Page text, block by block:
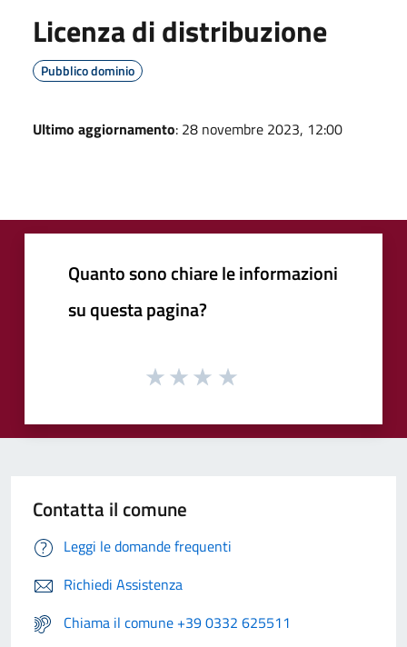
Licenza di distribuzione
Pubblico dominio
Ultimo aggiornamento: 28 novembre 2023, 12:00
Quanto sono chiare le informazioni
su questa pagina?
Contatta il comune
Leggi le domande frequenti
Richiedi Assistenza
Chiama il comune +39 0332 625511